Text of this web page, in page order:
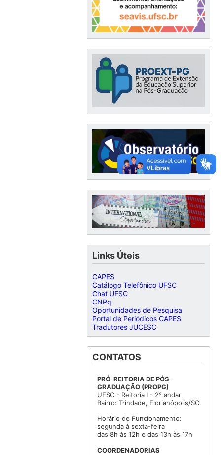
Links Úteis
CAPES
Catálogo Telefônico UFSC
Chat UFSC
CNPq
Oportunidades de Pesquisa
Portal de Periódicos CAPES
Tradutores JUCESC
CONTATOS
PRÓ-REITORIA DE PÓS-
GRADUAÇÃO (PROPG)
UFSC - Reitoria I - 2° andar
Bairro: Trindade, Florianópolis/SC
Horário de Funcionamento:
segunda à sexta-feira
das 8h às 12h e das 13h às 17h
COORDENADORIAS